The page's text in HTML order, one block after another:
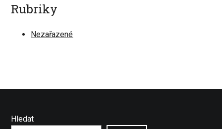
Rubriky
Nezařazené
Hledat